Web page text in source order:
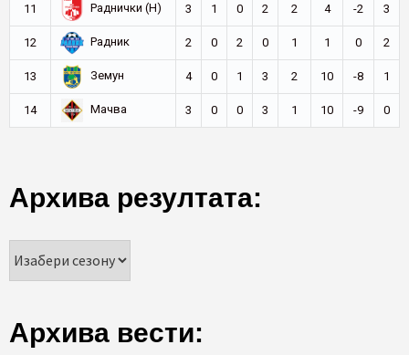
11 Раднички (Н) 3 1 0 2 2 4 -2 3
12 Радник 2 0 2 0 1 1 0 2
13 Земун 4 0 1 3 2 10 -8 1
14 Мачва 3 0 0 3 1 10 -9 0
Архива резултата:
Архива вести: